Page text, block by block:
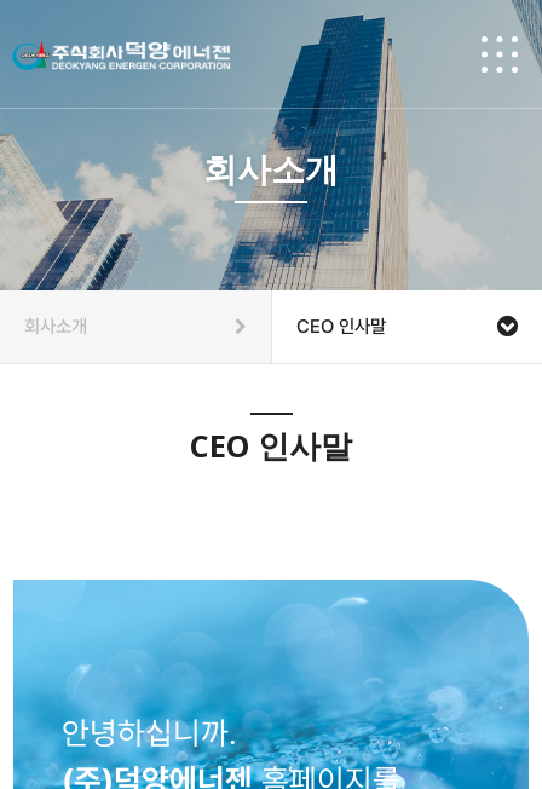
회사소개
회사소개 CEO 인사말
CEO 인사말
안녕하십니까.
(주)덕양에너젠홈페이지를